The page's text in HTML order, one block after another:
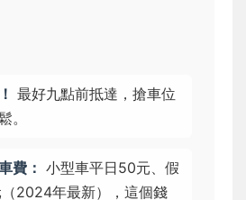
最好九點前抵達，搶車位
。
費： 小型車平日50元、假
2024年最新），這個錢